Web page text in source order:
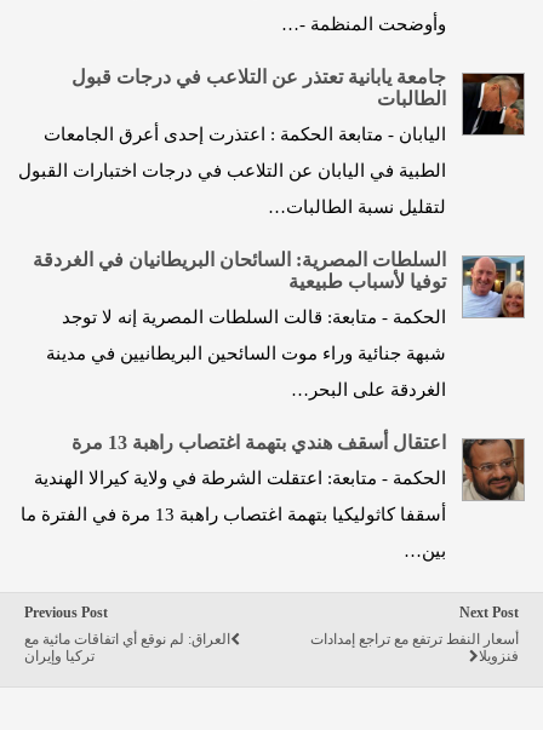
وأوضحت المنظمة -…
جامعة يابانية تعتذر عن التلاعب في درجات قبول
الطالبات
اليابان - متابعة الحكمة : اعتذرت إحدى أعرق الجامعات
الطبية في اليابان عن التلاعب في درجات اختبارات القبول
لتقليل نسبة الطالبات…
السلطات المصرية: السائحان البريطانيان في الغردقة
توفيا لأسباب طبيعية
الحكمة - متابعة: قالت السلطات المصرية إنه لا توجد
شبهة جنائية وراء موت السائحين البريطانيين في مدينة
الغردقة على البحر…
اعتقال أسقف هندي بتهمة اغتصاب راهبة 13 مرة
الحكمة - متابعة: اعتقلت الشرطة في ولاية كيرالا الهندية
أسقفا كاثوليكيا بتهمة اغتصاب راهبة 13 مرة في الفترة ما
بين…
Previous Post
العراق: لم نوقع أي اتفاقات مائية مع
تركيا وإيران
Next Post
أسعار النفط ترتفع مع تراجع إمدادات
فنزويلا